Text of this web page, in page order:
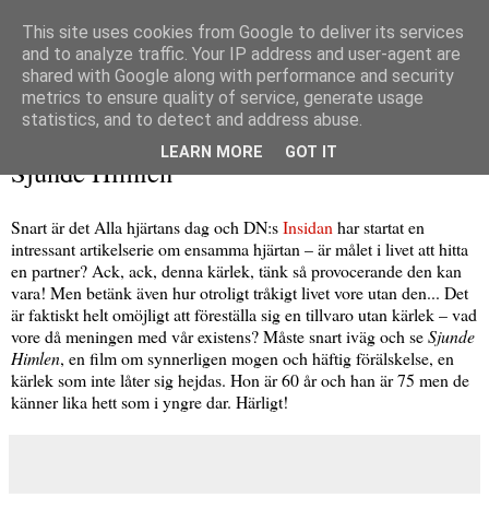
Sjunde Himlen
Snart är det Alla hjärtans dag och DN:sInsidan har startat en
intressant artikelserie om ensamma hjärtan – är målet i livet att hitta
en partner? Ack, ack, denna kärlek, tänk så provocerande den kan
vara! Men betänk även hur otroligt tråkigt livet vore utan den... Det
är faktiskt helt omöjligt att föreställa sig en tillvaro utan kärlek – vad
vore då meningen med vår existens? Måste snart iväg och seSjunde
Himlen, en film om synnerligen mogen och häftig förälskelse, en
kärlek som inte låter sig hejdas. Hon är 60 år och han är 75 men de
känner lika hett som i yngre dar. Härligt!
This site uses cookies from Google to deliver its services
and to analyze traffic. Your IP address and user-agent are
shared with Google along with performance and security
metrics to ensure quality of service, generate usage
statistics, and to detect and address abuse.
LEARN MORE GOT IT